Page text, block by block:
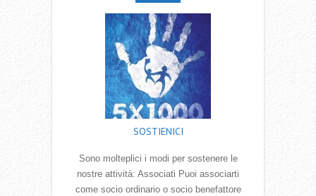
SOSTIENICI
Sono molteplici i modi per sostenere le
nostre attività: Associati Puoi associarti
come socio ordinario o socio benefattore